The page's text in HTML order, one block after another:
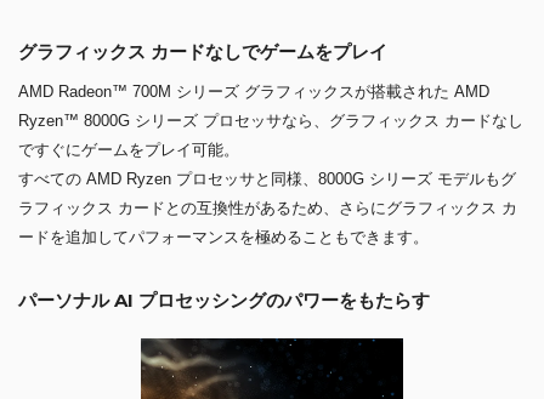
グラフィックス カードなしでゲームをプレイ
AMD Radeon™ 700M シリーズ グラフィックスが搭載された AMD
Ryzen™ 8000G シリーズ プロセッサなら、グラフィックス カードなし
ですぐにゲームをプレイ可能。
すべての AMD Ryzen プロセッサと同様、8000G シリーズ モデルもグ
ラフィックス カードとの互換性があるため、さらにグラフィックス カ
ードを追加してパフォーマンスを極めることもできます。
パーソナル AI プロセッシングのパワーをもたらす